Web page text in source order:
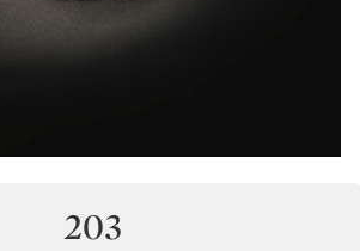
203